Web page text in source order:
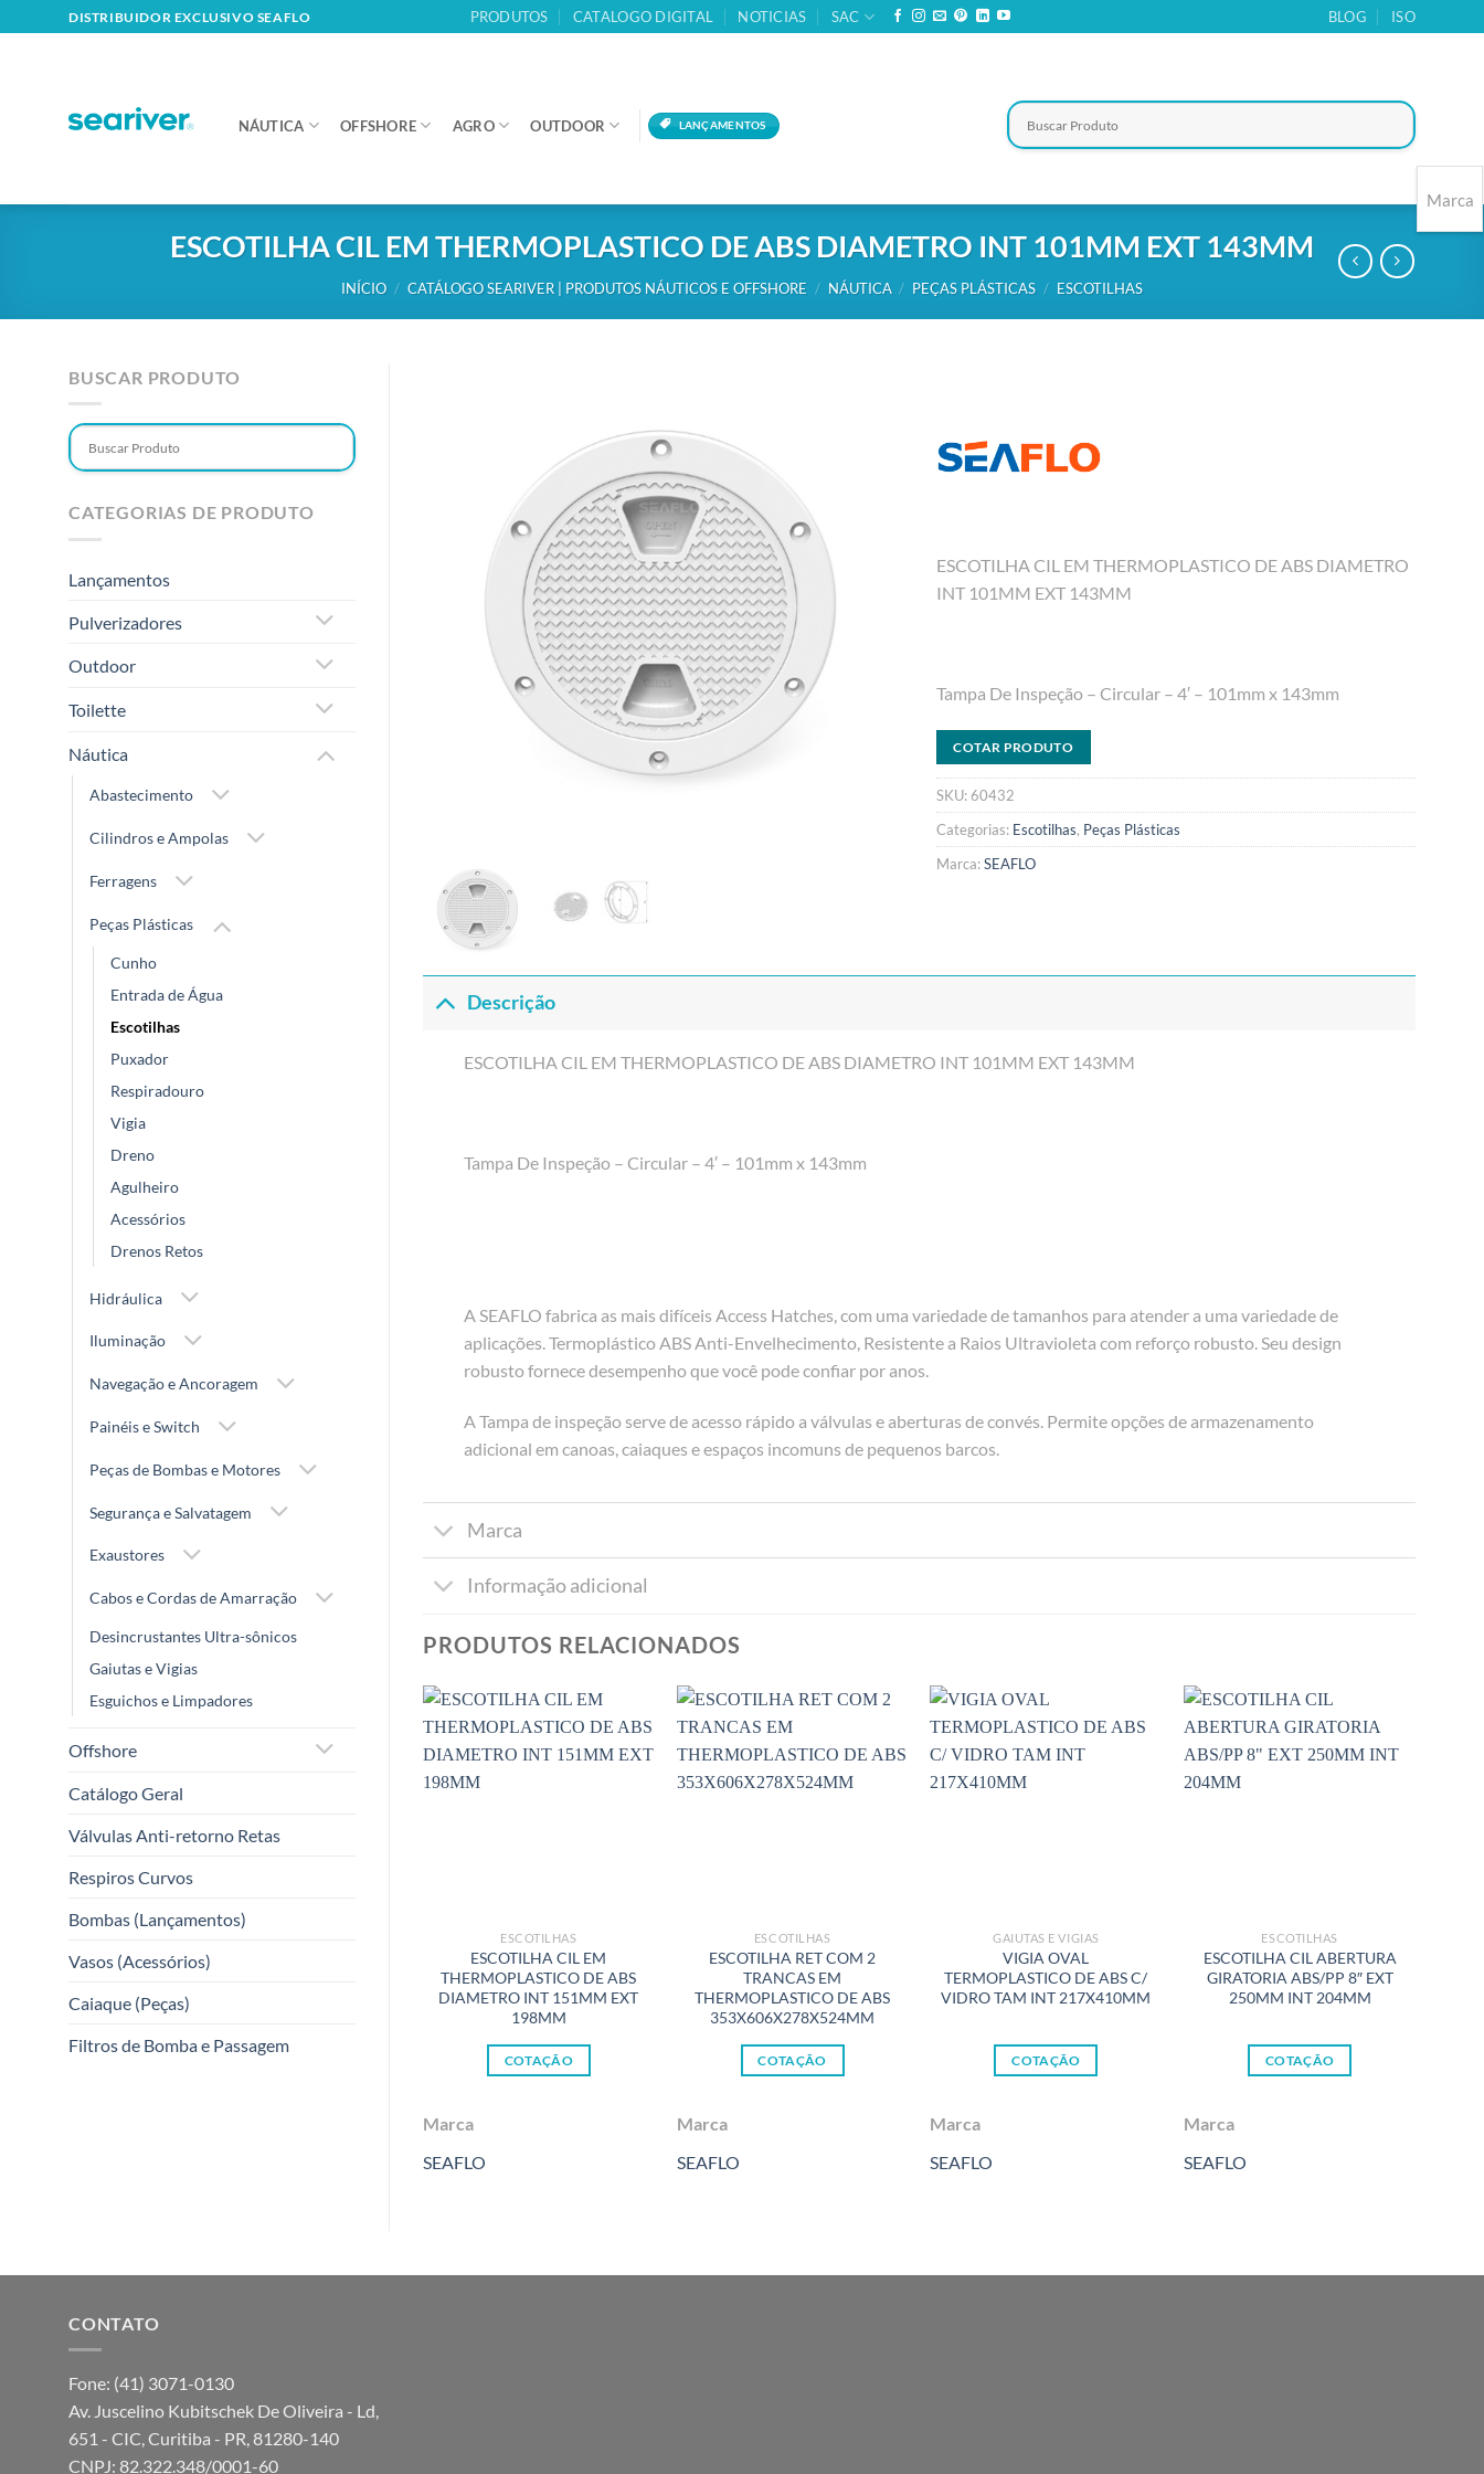
to
DISTRIBUIDOR EXCLUSIVO SEAFLO PRODUTOS CATALOGO DIGITAL NOTICIAS SAC BLOG ISO
NÁUTICA OFFSHORE AGRO OUTDOOR LANÇAMENTOS
ESCOTILHA CIL EM THERMOPLASTICO DE ABS DIAMETRO INT 101MM EXT 143MM
INÍCIO / CATÁLOGO SEARIVER | PRODUTOS NÁUTICOS E OFFSHORE / NÁUTICA / PEÇAS PLÁSTICAS / ESCOTILHAS
BUSCAR PRODUTO
CATEGORIAS DE PRODUTO
Lançamentos
Pulverizadores
Outdoor
Toilette
Náutica
Abastecimento
Cilindros e Ampolas
Ferragens
Peças Plásticas
Cunho
Entrada de Água
Escotilhas
Puxador
Respiradouro
Vigia
Dreno
Agulheiro
Acessórios
Drenos Retos
Hidráulica
Iluminação
Navegação e Ancoragem
Painéis e Switch
Peças de Bombas e Motores
Segurança e Salvatagem
Exaustores
Cabos e Cordas de Amarração
Desincrustantes Ultra-sônicos
Gaiutas e Vigias
Esguichos e Limpadores
Offshore
Catálogo Geral
Válvulas Anti-retorno Retas
Respiros Curvos
Bombas (Lançamentos)
Vasos (Acessórios)
Caiaque (Peças)
Filtros de Bomba e Passagem
ESCOTILHA CIL EM THERMOPLASTICO DE ABS DIAMETRO
INT 101MM EXT 143MM
Tampa De Inspeção – Circular – 4′ – 101mm x 143mm
COTAR PRODUTO
SKU:60432
Categorias: Escotilhas, Peças Plásticas
Marca:SEAFLO
Descrição
ESCOTILHA CIL EM THERMOPLASTICO DE ABS DIAMETRO INT 101MM EXT 143MM
Tampa De Inspeção – Circular – 4′ – 101mm x 143mm
A SEAFLO fabrica as mais difíceis Access Hatches, com uma variedade de tamanhos para atender a uma variedade de
aplicações. Termoplástico ABS Anti-Envelhecimento, Resistente a Raios Ultravioleta com reforço robusto. Seu design
robusto fornece desempenho que você pode confiar por anos.
A Tampa de inspeção serve de acesso rápido a válvulas e aberturas de convés. Permite opções de armazenamento
adicional em canoas, caiaques e espaços incomuns de pequenos barcos.
Marca
Informação adicional
PRODUTOS RELACIONADOS
ESCOTILHAS
ESCOTILHA CIL EM
THERMOPLASTICO DE ABS
DIAMETRO INT 151MM EXT
198MM
COTAÇÃO
Marca
SEAFLO
ESCOTILHAS
ESCOTILHA RET COM 2
TRANCAS EM
THERMOPLASTICO DE ABS
353X606X278X524MM
COTAÇÃO
Marca
SEAFLO
GAIUTAS E VIGIAS
VIGIA OVAL
TERMOPLASTICO DE ABS C/
VIDRO TAM INT 217X410MM
COTAÇÃO
Marca
SEAFLO
ESCOTILHAS
ESCOTILHA CIL ABERTURA
GIRATORIA ABS/PP 8″ EXT
250MM INT 204MM
COTAÇÃO
Marca
SEAFLO
CONTATO
Fone: (41) 3071-0130
Av. Juscelino Kubitschek De Oliveira - Ld,
651 - CIC, Curitiba - PR, 81280-140
CNPJ: 82.322.348/0001-60
Marca